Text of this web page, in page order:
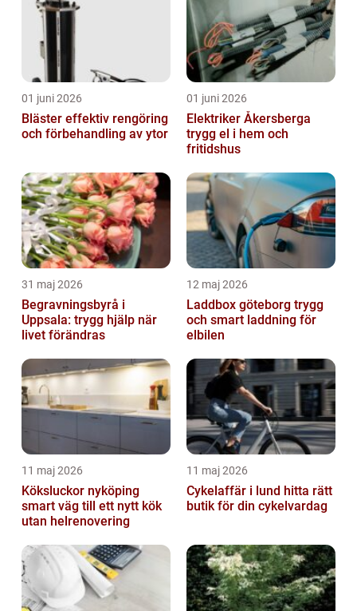
01 juni 2026
Bläster effektiv rengöring
och förbehandling av ytor
01 juni 2026
Elektriker Åkersberga
trygg el i hem och
fritidshus
31 maj 2026
Begravningsbyrå i
Uppsala: trygg hjälp när
livet förändras
12 maj 2026
Laddbox göteborg trygg
och smart laddning för
elbilen
11 maj 2026
Köksluckor nyköping
smart väg till ett nytt kök
utan helrenovering
11 maj 2026
Cykelaffär i lund hitta rätt
butik för din cykelvardag